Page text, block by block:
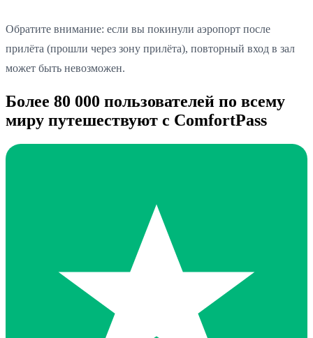
Обратите внимание: если вы покинули аэропорт после
прилёта (прошли через зону прилёта), повторный вход в зал
может быть невозможен.
Более 80 000 пользователей по всему
миру путешествуют с ComfortPass